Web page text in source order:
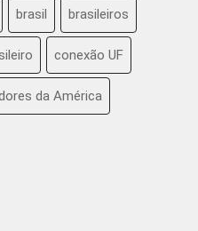
brasil brasileiros
conexão UF
da América